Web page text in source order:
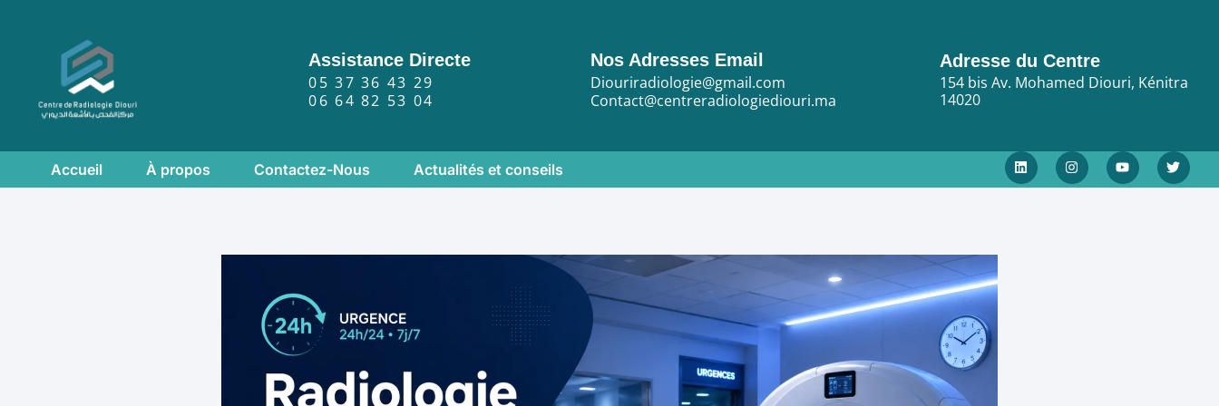
Assistance Directe
05 37 36 43 29
06 64 82 53 04
Nos Adresses Email
Diouriradiologie@gmail.com
Contact@centreradiologiediouri.ma
Adresse du Centre
154 bis Av. Mohamed Diouri, Kénitra
14020
Accueil À propos Contactez-Nous Actualités et conseils